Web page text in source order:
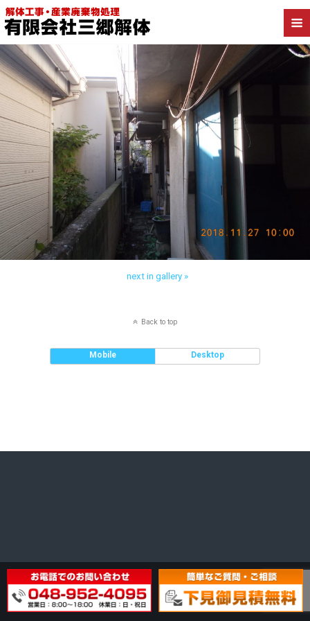
Back to 豊島区目白 アパート解体
next in gallery »
Back to top
Mobile Desktop